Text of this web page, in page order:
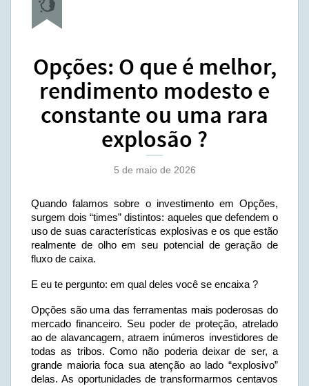
Opções: O que é melhor,
rendimento modesto e
constante ou uma rara
explosão ?
5 de maio de 2026
Quando falamos sobre o investimento em Opções,
surgem dois “times” distintos: aqueles que defendem o
uso de suas características explosivas e os que estão
realmente de olho em seu potencial de geração de
fluxo de caixa.
E eu te pergunto: em qual deles você se encaixa ?
Opções são uma das ferramentas mais poderosas do
mercado financeiro. Seu poder de proteção, atrelado
ao de alavancagem, atraem inúmeros investidores de
todas as tribos. Como não poderia deixar de ser, a
grande maioria foca sua atenção ao lado “explosivo”
delas. As oportunidades de transformarmos centavos